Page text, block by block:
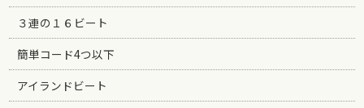
３連の１６ビート
簡単コード4つ以下
アイランドビート